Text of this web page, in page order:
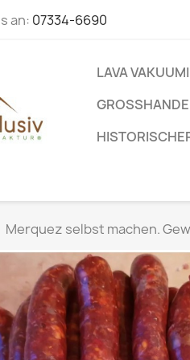
an: 07334-6690
LAVA
Merquez selbst machen.